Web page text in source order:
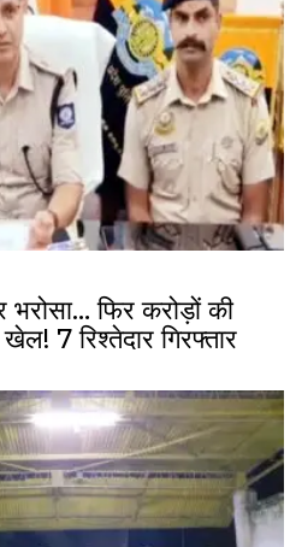
फिर करोड़ों की
7 रिश्तेदार गिरफ्तार